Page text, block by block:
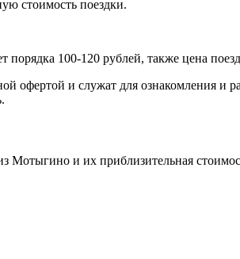
стоимость поездки.
100-120 рублей, также цена
офертой и служат для ознакомления и
и их приблизительная